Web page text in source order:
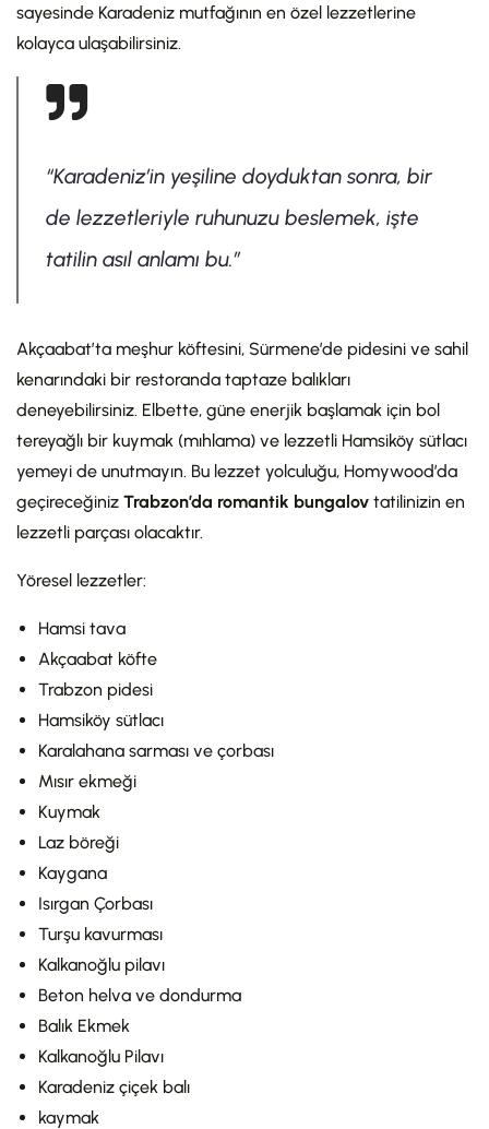
sayesinde Karadeniz mutfağının en özel lezzetlerine
kolayca ulaşabilirsiniz.
“Karadeniz’in yeşiline doyduktan sonra, bir
de lezzetleriyle ruhunuzu beslemek, işte
tatilin asıl anlamı bu.”
Akçaabat’ta meşhur köftesini, Sürmene’de pidesini ve sahil
kenarındaki bir restoranda taptaze balıkları
deneyebilirsiniz. Elbette, güne enerjik başlamak için bol
tereyağlı bir kuymak (mıhlama) ve lezzetli Hamsiköy sütlacı
yemeyi de unutmayın. Bu lezzet yolculuğu, Homywood’da
geçireceğiniz Trabzon’da romantik bungalov tatilinizin en
lezzetli parçası olacaktır.
Yöresel lezzetler:
Hamsi tava
Akçaabat köfte
Trabzon pidesi
Hamsiköy sütlacı
Karalahana sarması ve çorbası
Mısır ekmeği
Kuymak
Laz böreği
Kaygana
Isırgan Çorbası
Turşu kavurması
Kalkanoğlu pilavı
Beton helva ve dondurma
Balık Ekmek
Kalkanoğlu Pilavı
Karadeniz çiçek balı
kaymak